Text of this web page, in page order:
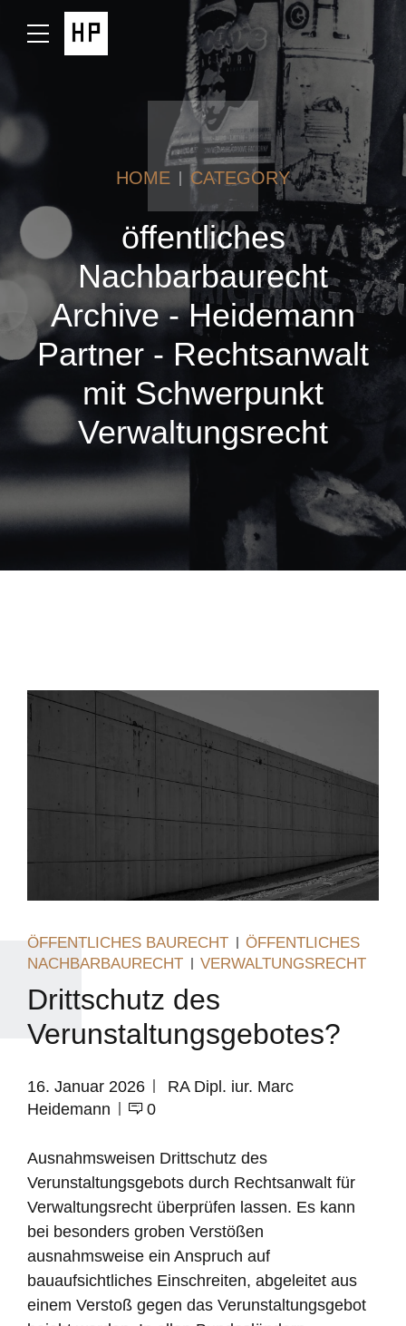
HOME CATEGORY
öffentliches
Nachbarbaurecht
Archive - Heidemann
Partner - Rechtsanwalt
mit Schwerpunkt
Verwaltungsrecht
ÖFFENTLICHES BAURECHT
ÖFFENTLICHES
NACHBARBAURECHT
VERWALTUNGSRECHT
Drittschutz des
Verunstaltungsgebotes?
16. Januar 2026
RA Dipl. iur. Marc
Heidemann
0
Ausnahmsweisen Drittschutz des
Verunstaltungsgebots durch Rechtsanwalt für
Verwaltungsrecht überprüfen lassen. Es kann
bei besonders groben Verstößen
ausnahmsweise ein Anspruch auf
bauaufsichtliches Einschreiten, abgeleitet aus
einem Verstoß gegen das Verunstaltungsgebot